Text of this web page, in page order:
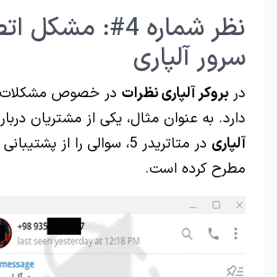
نظر شماره 4#:
سرور آلپاری
در بروکر آلپاری نظرات در خصوص مشکلات
دارد. به عنوان مثال، یکی از مشتریان
آلپاری در متاتریدر 5، سوالی را از پشتیبانی
مطرح کرده است.